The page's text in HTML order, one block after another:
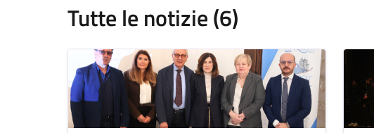
Tutte le notizie (6)